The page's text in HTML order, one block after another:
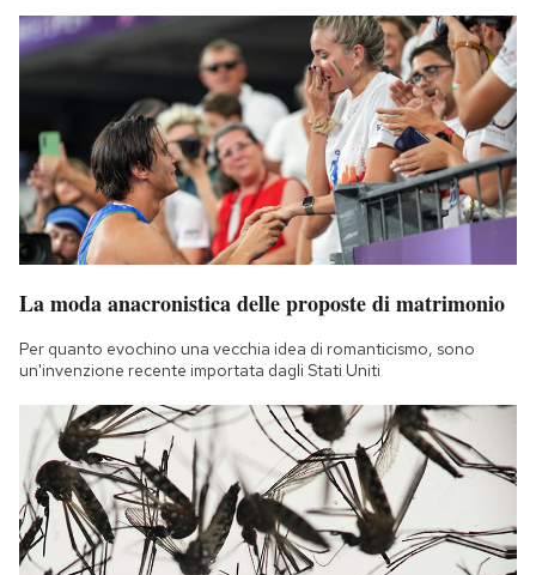
La moda anacronistica delle proposte di matrimonio
Per quanto evochino una vecchia idea di romanticismo, sono
un'invenzione recente importata dagli Stati Uniti